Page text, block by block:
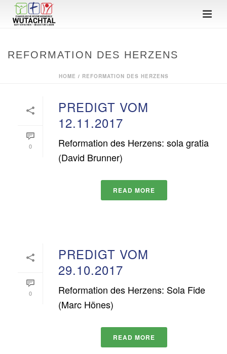
REFORMATION DES HERZENS
HOME / REFORMATION DES HERZENS
0
PREDIGT VOM
12.11.2017
Reformation des Herzens: sola gratia
(David Brunner)
READ MORE
0
PREDIGT VOM
29.10.2017
Reformation des Herzens: Sola Fide
(Marc Hönes)
READ MORE